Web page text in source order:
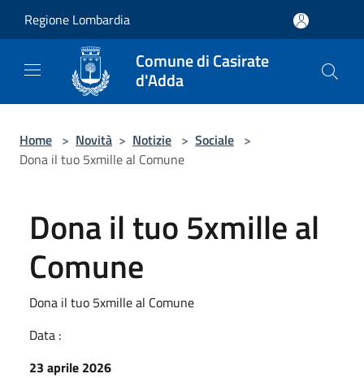
Regione Lombardia
Comune di Casirate
d'Adda
Home > Novità > Notizie > Sociale >
Dona il tuo 5xmille al Comune
Dona il tuo 5xmille al
Comune
Dona il tuo 5xmille al Comune
Data :
23 aprile 2026